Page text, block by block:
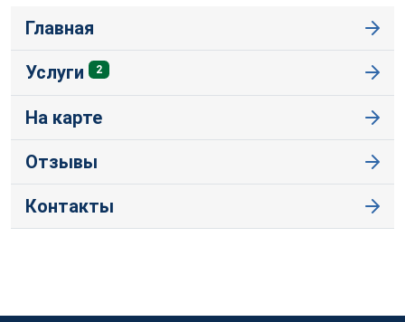
Главная
Услуги 2
На карте
Отзывы
Контакты